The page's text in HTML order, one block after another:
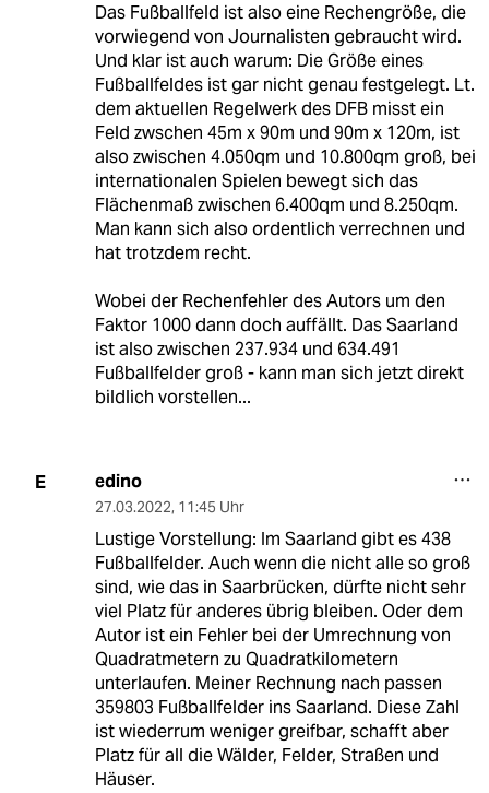
Das Fußballfeld ist also eine Rechengröße, die
vorwiegend von Journalisten gebraucht wird.
Und klar ist auch warum: Die Größe eines
Fußballfeldes ist gar nicht genau festgelegt. Lt.
dem aktuellen Regelwerk des DFB misst ein
Feld zwschen 45m x 90m und 90m x 120m, ist
also zwischen 4.050qm und 10.800qm groß, bei
internationalen Spielen bewegt sich das
Flächenmaß zwischen 6.400qm und 8.250qm.
Man kann sich also ordentlich verrechnen und
hat trotzdem recht.
Wobei der Rechenfehler des Autors um den
Faktor 1000 dann doch auffällt. Das Saarland
ist also zwischen 237.934 und 634.491
Fußballfelder groß - kann man sich jetzt direkt
bildlich vorstellen...
E edino
27.03.2022, 11:45 Uhr
Lustige Vorstellung: Im Saarland gibt es 438
Fußballfelder. Auch wenn die nicht alle so groß
sind, wie das in Saarbrücken, dürfte nicht sehr
viel Platz für anderes übrig bleiben. Oder dem
Autor ist ein Fehler bei der Umrechnung von
Quadratmetern zu Quadratkilometern
unterlaufen. Meiner Rechnung nach passen
359803 Fußballfelder ins Saarland. Diese Zahl
ist wiederrum weniger greifbar, schafft aber
Platz für all die Wälder, Felder, Straßen und
Häuser.